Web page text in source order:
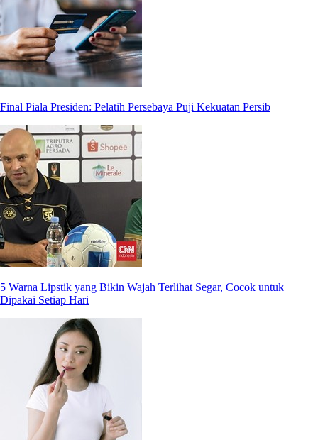
Final Piala Presiden: Pelatih Persebaya Puji Kekuatan Persib
5 Warna Lipstik yang Bikin Wajah Terlihat Segar, Cocok untuk
Dipakai Setiap Hari